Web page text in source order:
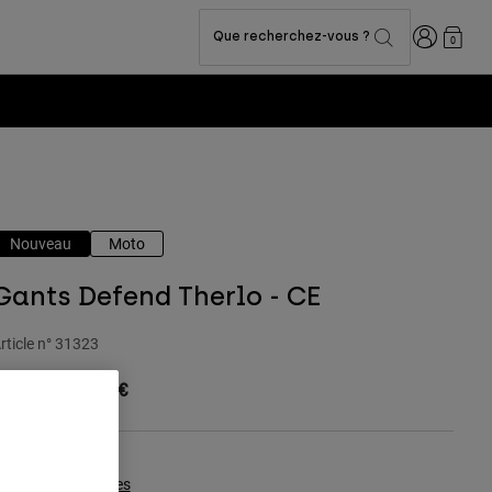
Que recherchez-vous ? Connexion
0
Nouveau Moto
Defend Therlo - CE
n° 31323
49,99 €
Tableau des tailles